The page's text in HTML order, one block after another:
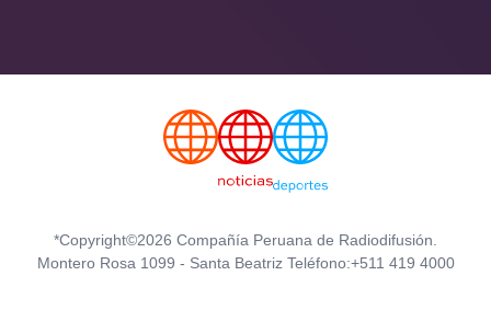
*Copyright©2026 Compañía Peruana de Radiodifusión.
Montero Rosa 1099 - Santa Beatriz Teléfono:+511 419 4000